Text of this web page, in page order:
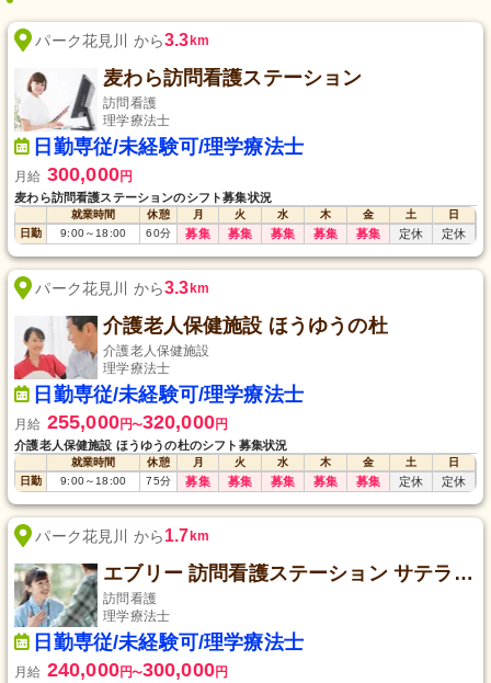
パーク花見川 から3.3km
麦わら訪問看護ステーション
訪問看護
理学療法士
日勤専従/未経験可/理学療法士
月給 300,000円
麦わら訪問看護ステーションのシフト募集状況
就業時間 休憩 月 火 水 木 金 土
日
日勤
9:00～18:00 60分 募集 募集 募集 募集 募集 定休 定休
パーク花見川 から3.3km
介護老人保健施設 ほうゆうの杜
介護老人保健施設
理学療法士
日勤専従/未経験可/理学療法士
月給 255,000円〜320,000円
介護老人保健施設 ほうゆうの杜のシフト募集状況
就業時間 休憩 月 火 水 木 金 土
日
日勤
9:00～18:00 75分 募集 募集 募集 募集 募集 定休 定休
パーク花見川 から1.7km
エブリー 訪問看護ステーション サテライト長作台
訪問看護
理学療法士
日勤専従/未経験可/理学療法士
月給 240,000円〜300,000円